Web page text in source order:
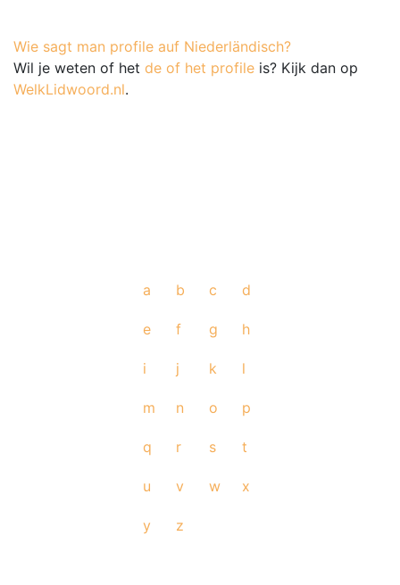
Wie sagt man profile auf Niederländisch?
Wil je weten of het de of het profile is? Kijk dan op
WelkLidwoord.nl.
a b c d
e f g h
i j k l
m n o p
q r s t
u v w x
y z